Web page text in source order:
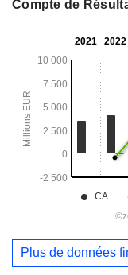
Compte de
Plus de données